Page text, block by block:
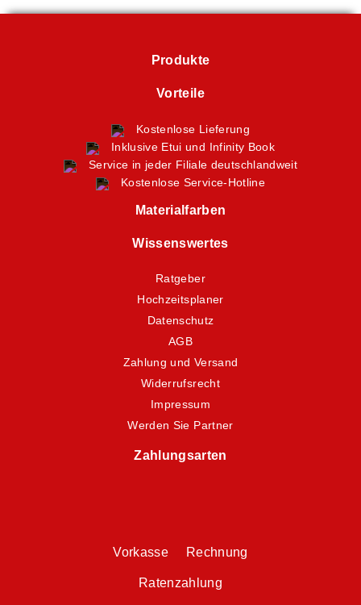
Produkte
Vorteile
Kostenlose Lieferung
Inklusive Etui und Infinity Book
Service in jeder Filiale deutschlandweit
Kostenlose Service-Hotline
Materialfarben
Wissenswertes
Ratgeber
Hochzeitsplaner
Datenschutz
AGB
Zahlung und Versand
Widerrufsrecht
Impressum
Werden Sie Partner
Zahlungsarten
Vorkasse Rechnung
Ratenzahlung